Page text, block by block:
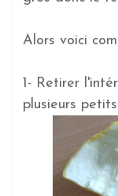
Alors voici
1- Retirer
plusieurs